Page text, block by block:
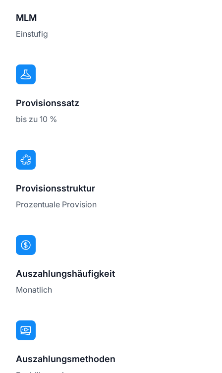
MLM
Einstufig
Provisionssatz
bis zu 10 %
Provisionsstruktur
Prozentuale Provision
Auszahlungshäufigkeit
Monatlich
Auszahlungsmethoden